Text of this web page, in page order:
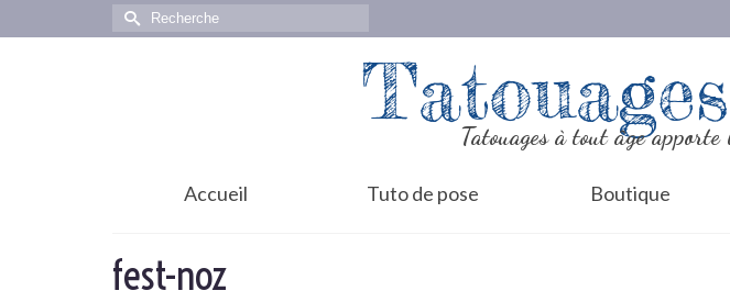
Rechercher :
Tatouages à tout âge
Accueil Tuto de pose Boutique
fest-noz